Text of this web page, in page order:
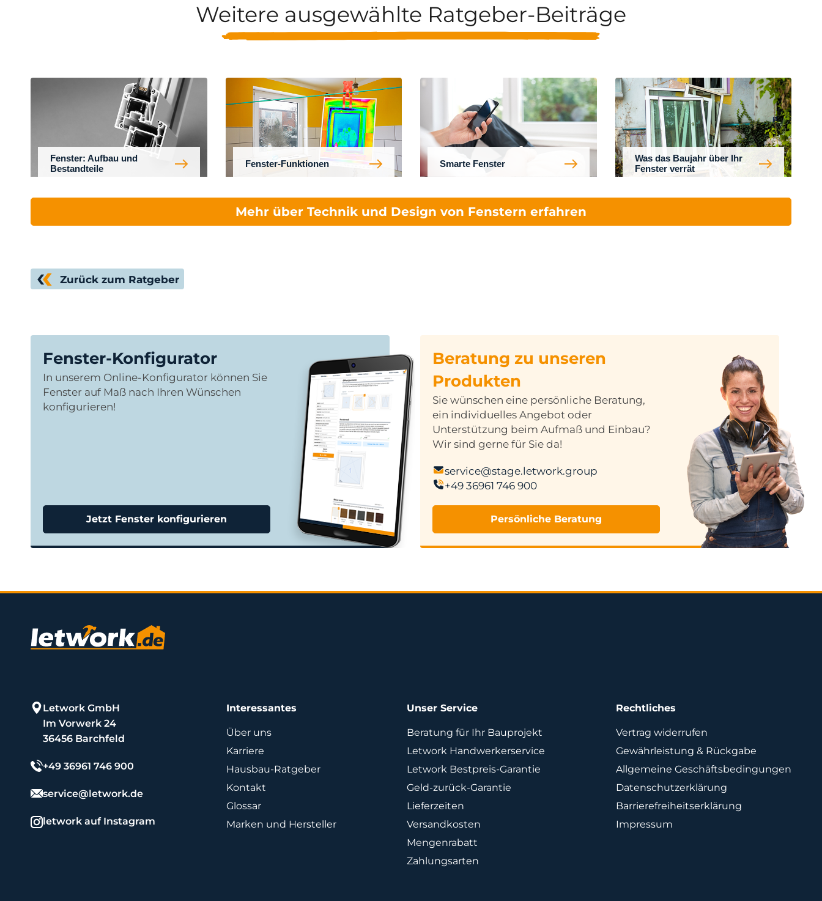
Weitere ausgewählte Ratgeber-Beiträge
Fenster: Aufbau und
Bestandteile
Fenster-Funktionen Smarte Fenster
Was das Baujahr über Ihr
Fenster verrät
Mehr über Technik und Design von Fenstern erfahren
Zurück zum Ratgeber
Fenster-Konfigurator
In unserem Online-Konfigurator können Sie
Fenster auf Maß nach Ihren Wünschen
konfigurieren!
Jetzt Fenster konfigurieren
Beratung zu unseren
Produkten
Sie wünschen eine persönliche Beratung,
ein individuelles Angebot oder
Unterstützung beim Aufmaß und Einbau?
Wir sind gerne für Sie da!
service@stage.letwork.group
+49 36961 746 900
Persönliche Beratung
Letwork GmbH
Im Vorwerk 24
36456 Barchfeld
+49 36961 746 900
service@letwork.de
letwork auf Instagram
Interessantes
Über uns
Karriere
Hausbau-Ratgeber
Kontakt
Glossar
Marken und Hersteller
Unser Service
Beratung für Ihr Bauprojekt
Letwork Handwerkerservice
Letwork Bestpreis-Garantie
Geld-zurück-Garantie
Lieferzeiten
Versandkosten
Mengenrabatt
Zahlungsarten
Rechtliches
Vertrag widerrufen
Gewährleistung & Rückgabe
Allgemeine Geschäftsbedingungen
Datenschutzerklärung
Barrierefreiheitserklärung
Impressum